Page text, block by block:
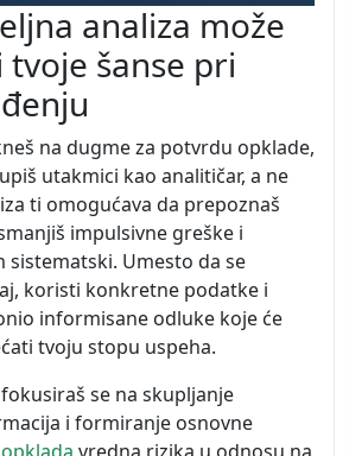
analiza može
šanse pri
na dugme za potvrdu opklade,
utakmici kao analitičar, a ne
ti omogućava da prepoznaš
impulsivne greške i
sistematski. Umesto da se
koristi konkretne podatke i
informisane odluke koje će
tvoju stopu uspeha.
se na skupljanje
i formiranje osnovne